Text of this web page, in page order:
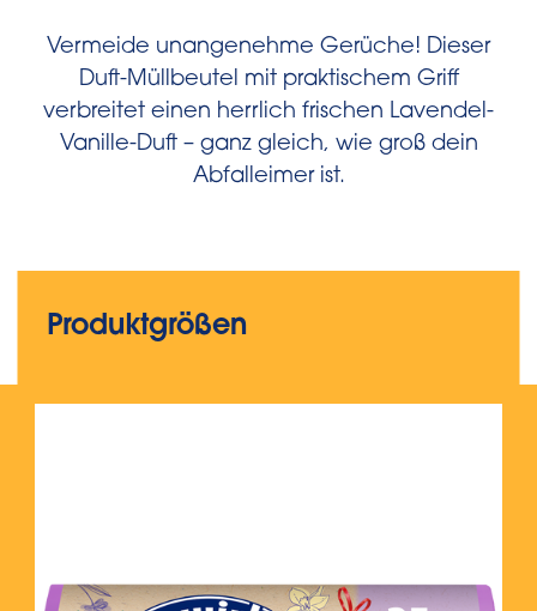
Vermeide unangenehme Gerüche! Dieser
Duft-Müllbeutel mit praktischem Griff
verbreitet einen herrlich frischen Lavendel-
Vanille-Duft – ganz gleich, wie groß dein
Abfalleimer ist.
Produktgrößen